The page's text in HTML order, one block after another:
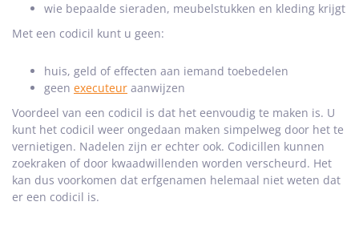
wie bepaalde sieraden, meubelstukken en kleding krijgt
Met een codicil kunt u geen:
huis, geld of effecten aan iemand toebedelen
geen executeur aanwijzen
Voordeel van een codicil is dat het eenvoudig te maken is. U
kunt het codicil weer ongedaan maken simpelweg door het te
vernietigen. Nadelen zijn er echter ook. Codicillen kunnen
zoekraken of door kwaadwillenden worden verscheurd. Het
kan dus voorkomen dat erfgenamen helemaal niet weten dat
er een codicil is.